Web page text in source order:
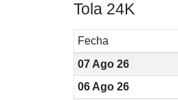
Tola 24K
Fecha
07 Ago 26
06 Ago 26